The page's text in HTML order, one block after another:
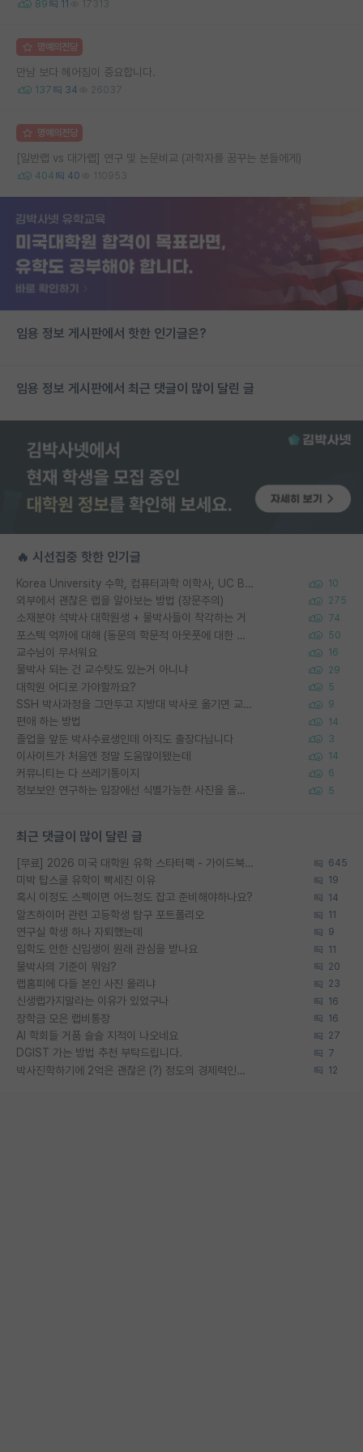
89 11 17313
명예의전당
만남 보다 헤어짐이 중요합니다.
137 34 26037
명예의전당
[일반랩 vs 대가랩] 연구 및 논문비교 (과학자를 꿈꾸는 분들에게)
404 40 110953
임용 정보 게시판에서 핫한 인기글은?
임용 정보 게시판에서 최근 댓글이 많이 달린 글
🔥 시선집중 핫한 인기글
Korea University 수학, 컴퓨터과학 이학사, UC Berkeley 산업공학 대학원 공학박사가 되는 것은 쉽지 않겠죠? 10
외부에서 괜찮은 랩을 알아보는 방법 (장문주의) 275
소재분야 석박사 대학원생 + 물박사들이 착각하는 거 74
포스텍 억까에 대해 (동문의 학문적 아웃풋에 대한 반박) 50
교수님이 무서워요 16
물박사 되는 건 교수탓도 있는거 아니냐 29
대학원 어디로 가야할까요? 5
SSH 박사과정을 그만두고 지방대 박사로 옮기면 교수의 꿈은 끝일까요? 9
편애 하는 방법 14
졸업을 앞둔 박사수료생인데 아직도 출장다닙니다 3
이사이트가 처음엔 정말 도움많이됐는데 14
커뮤니티는 다 쓰레기통이지 6
정보보안 연구하는 입장에선 식별가능한 사진을 올리는건 비추이긴함 5
최근 댓글이 많이 달린 글
[무료] 2026 미국 대학원 유학 스타터팩 - 가이드북 & 합격자 컨택메일 템플릿 645
미박 탑스쿨 유학이 빡세진 이유 19
혹시 이정도 스펙이면 어느정도 잡고 준비해야하나요? 14
알츠하이머 관련 고등학생 탐구 포트폴리오 11
연구실 학생 하나 자퇴했는데 9
입학도 안한 신입생이 원래 관심을 받나요 11
물박사의 기준이 뭐임? 20
랩홈피에 다들 본인 사진 올리냐 23
신생랩가지말라는 이유가 있었구나 16
장학금 모은 랩비통장 16
AI 학회들 거품 슬슬 지적이 나오네요 27
DGIST 가는 방법 추천 부탁드립니다. 7
박사진학하기에 2억은 괜찮은 (?) 정도의 경제력인가요 12